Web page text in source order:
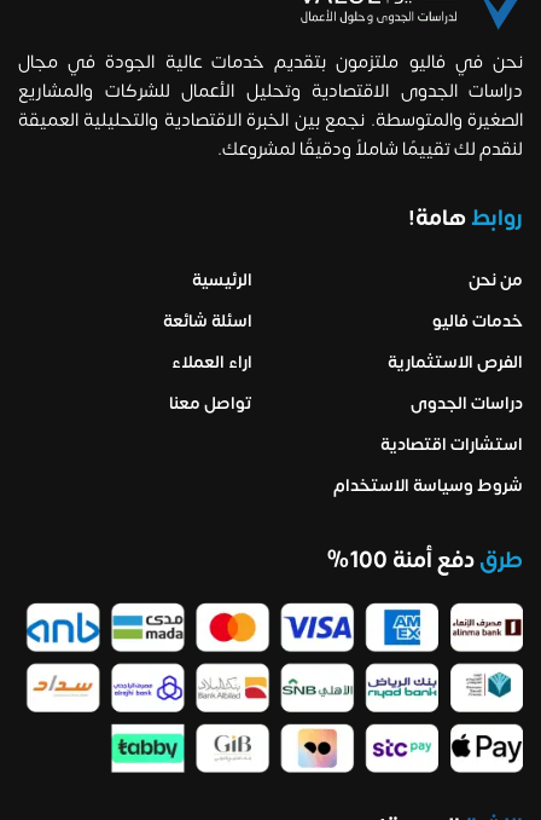
نحن في فاليو ملتزمون بتقديم خدمات عالية الجودة في مجال
دراسات الجدوى الاقتصادية وتحليل الأعمال للشركات والمشاريع
الصغيرة والمتوسطة. نجمع بين الخبرة الاقتصادية والتحليلية العميقة
لنقدم لك تقييمًا شاملاً ودقيقًا لمشروعك.
روابطهامة!
من نحن
خدمات فاليو
الفرص الاستثمارية
دراسات الجدوى
استشارات اقتصادية
شروط وسياسة الاستخدام
الرئيسية
اسئلة شائعة
اراء العملاء
تواصل معنا
طرقدفع أمنة 100%